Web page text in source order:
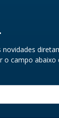
novidades
o campo